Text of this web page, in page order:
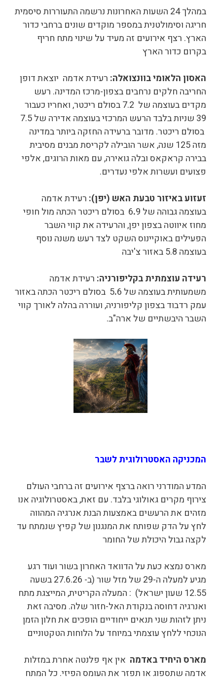
במהלך 24 השעות האחרונות נרשמה התעוררות סיסמית
חריגה וסימולטנית במספר מוקדים שונים ברחבי כדור
הארץ. רצף אירועים זה מעיד על שינוי מתח חריף
בקרום כדור הארץ
האסון הלאומי בוונצואלה: רעידת אדמה יוצאת דופן
החריבה חלקים נרחבים בצפון-מרכז המדינה. רעש
מקדים בעוצמה של 7.2 בסולם ריכטר, ואחריו כעבור
39 שניות בלבד הרעש המרכזי בעוצמה אדירה של 7.5
בסולם ריכטר. מדובר ברעידה החזקה ביותר במדינה
מזה 125 שנה, אשר הובילה לקריסת מבנים מסיבית
בבירה קראקאס ובלה גואירה, עם מאות הרוגים, אלפי
פצועים ועשרות אלפי נעדרים.
זעזוע באיזור טבעת האש (יפן): רעידת אדמה
בעוצמה גבוהה של 6 .
9 בסולם ריכטר הכתה מול חופי
מחוז איווטה בצפון יפן, והרעידה את קווי השבר
הפעילים באוקיינוס השקט לצד רעש משנה נוסף
בעוצמה 5.8 באזור צ'יבה
רעידה עוצמתית בקליפורניה: רעידת אדמה
משמעותית בעוצמה של 5 .
6 בסולם ריכטר הכתה באזור
עמק רדבוד בצפון קליפורניה, ועוררה בהלה לאורך קווי
השבר היבשתיים של ארה"ב.
המכניקה האסטרולוגית לשבר
המדע המודרני רואה ברצף אירועים זה ברחבי העולם
צירוף מקרים גאולוגי בלבד. עם זאת, באסטרולוגיה אנו
מזהים את הרעשים באמצעות הבנת אנרגיה המהווה
לחץ על הדק שפותח את המנגנון של קפיץ שנמתח עד
לקצה גבול היכולת של החומר
מארס נמצא כעת על הדוואד האחרון בשור ועוד רגע
מגיע למעלה ה-29 של מזל שור (ב- 27.6.26 בשעה
12.55 שעון ישראל) : המעלה הקריטית, המייצגת מתח
ואנרגיה דחוסה בנקודת האל-חזור שלה. מסיבה זאת
ניתן לזהות שני תנאים ייחודיים הופכים את חלון הזמן
הנוכחי ללחץ עוצמתי במיוחד על הלוחות הטקטוניים
מארס היחיד באדמה אין אף פלנטה אחרת במזלות
אדמה שתספוג או תפזר את העומס הפיזי. כל המתח